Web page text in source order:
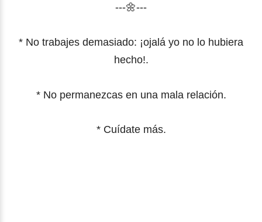
---🌼---
* No trabajes demasiado: ¡ojalá yo no lo hubiera
hecho!.
* No permanezcas en una mala relación.
* Cuídate más.